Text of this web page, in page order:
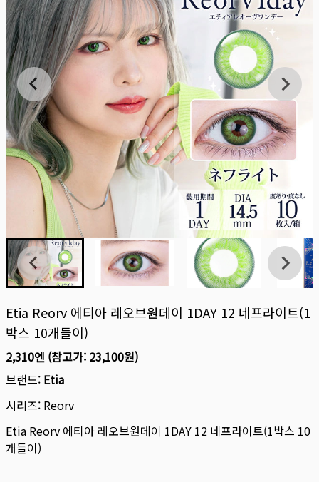
Etia Reorv 에티아 레오브원데이 1DAY 12 네프라이트(1
박스 10개들이)
2,310엔 (참고가: 23,100원)
브랜드: Etia
시리즈: Reorv
Etia Reorv 에티아 레오브원데이 1DAY 12 네프라이트(1박스 10
개들이)